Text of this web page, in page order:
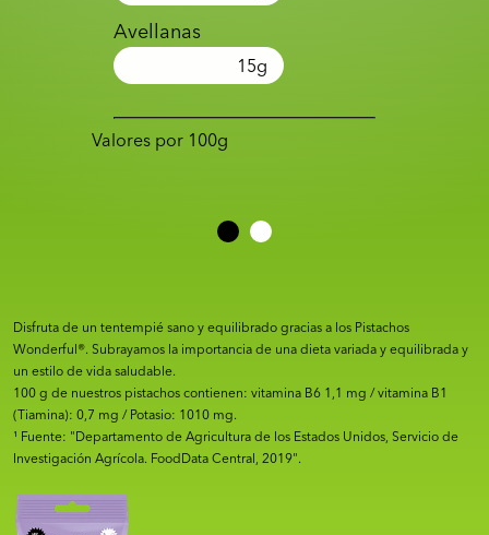
Avellanas
15g
Valores por 100g
Disfruta de un tentempié sano y equilibrado gracias a los Pistachos
Wonderful®. Subrayamos la importancia de una dieta variada y equilibrada y
un estilo de vida saludable.
100 g de nuestros pistachos contienen: vitamina B6 1,1 mg / vitamina B1
(Tiamina): 0,7 mg / Potasio: 1010 mg.
¹ Fuente: "Departamento de Agricultura de los Estados Unidos, Servicio de
Investigación Agrícola. FoodData Central, 2019".